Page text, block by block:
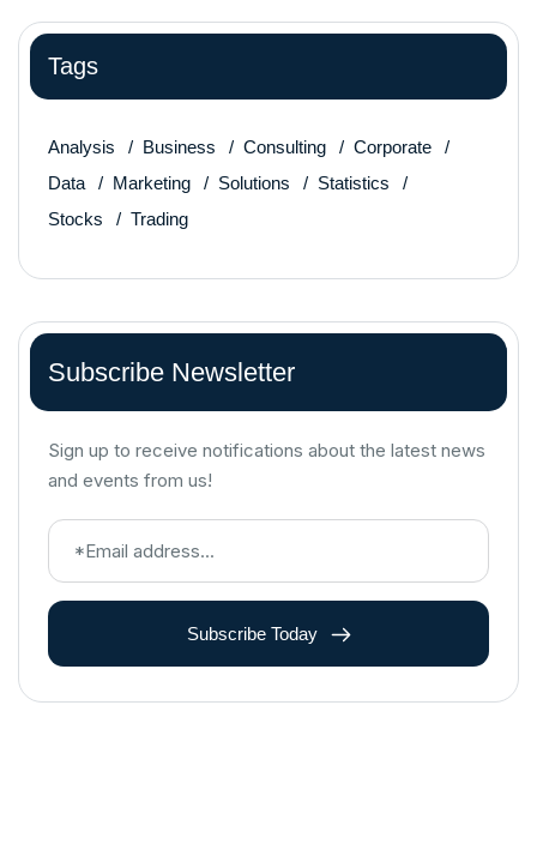
Tags
Analysis Business Consulting
Corporate
Data
Marketing Solutions
Statistics
Stocks
Trading
Subscribe Newsletter
Sign up to receive notifications about the latest news
and events from us!
Subscribe Today